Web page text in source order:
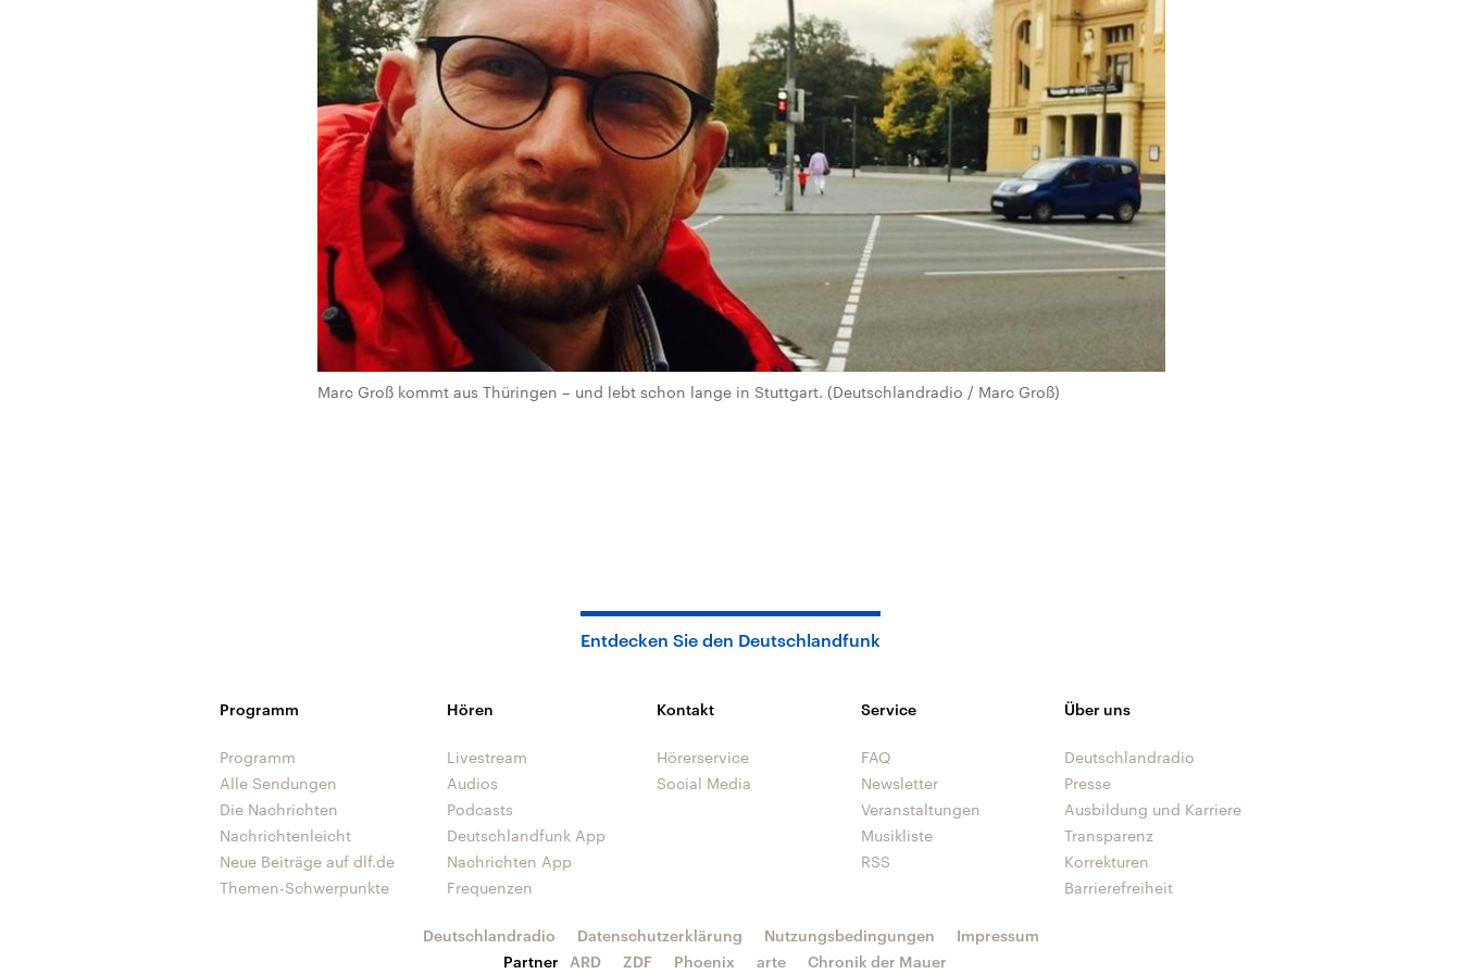
Marc Groß kommt aus Thüringen – und lebt schon lange in Stuttgart. (Deutschlandradio / Marc Groß)
Entdecken Sie den Deutschlandfunk
Programm
Programm
Alle Sendungen
Die Nachrichten
Nachrichtenleicht
Neue Beiträge auf dlf.de
Themen-Schwerpunkte
Hören
Livestream
Audios
Podcasts
Deutschlandfunk App
Nachrichten App
Frequenzen
Kontakt
Hörerservice
Social Media
Service
FAQ
Newsletter
Veranstaltungen
Musikliste
RSS
Über uns
Deutschlandradio
Presse
Ausbildung und Karriere
Transparenz
Korrekturen
Barrierefreiheit
Deutschlandradio Datenschutzerklärung Nutzungsbedingungen
Impressum
Partner
ARD ZDF Phoenix arte Chronik der Mauer